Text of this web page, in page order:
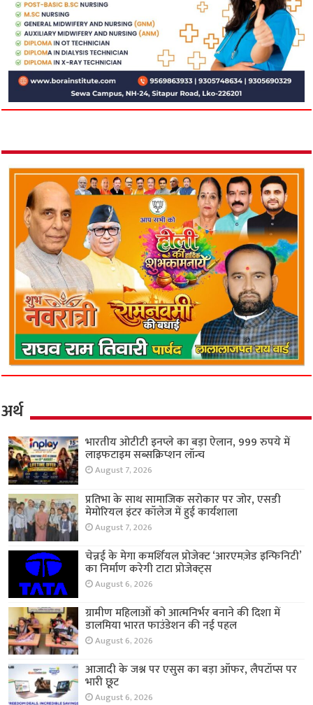
अर्थ
भारतीय ओटीटी इनप्ले का बड़ा ऐलान, 999 रुपये में
लाइफटाइम सब्सक्रिप्शन लॉन्च
August 7, 2026
प्रतिभा के साथ सामाजिक सरोकार पर जोर, एसडी
मेमोरियल इंटर कॉलेज में हुई कार्यशाला
August 7, 2026
चेन्नई के मेगा कमर्शियल प्रोजेक्ट ‘आरएमज़ेड इन्फिनिटी’
का निर्माण करेगी टाटा प्रोजेक्ट्स
August 6, 2026
ग्रामीण महिलाओं को आत्मनिर्भर बनाने की दिशा में
डालमिया भारत फाउंडेशन की नई पहल
August 6, 2026
आजादी के जश्न पर एसुस का बड़ा ऑफर, लैपटॉप्स पर
भारी छूट
August 6, 2026